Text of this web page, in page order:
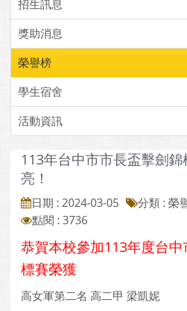
招生訊息
獎助消息
榮譽榜
學生宿舍
活動資訊
113年台中市市長盃擊劍
亮！
日期 : 2024-03-05 分類 : 榮
點閱 : 3736
恭賀本校參加113年度台
標賽榮獲
高女軍第二名 高二甲 梁凱妮